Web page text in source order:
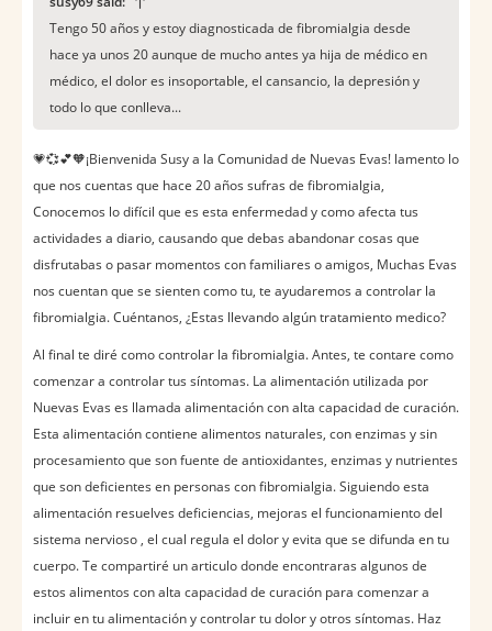
Tengo 50 años y estoy diagnosticada de fibromialgia desde
hace ya unos 20 aunque de mucho antes ya hija de médico en
médico, el dolor es insoportable, el cansancio, la depresión y
todo lo que conlleva...
💗💞💕🧡¡Bienvenida Susy a la Comunidad de Nuevas Evas! lamento lo
que nos cuentas que hace 20 años sufras de fibromialgia,
Conocemos lo difícil que es esta enfermedad y como afecta tus
actividades a diario, causando que debas abandonar cosas que
disfrutabas o pasar momentos con familiares o amigos, Muchas Evas
nos cuentan que se sienten como tu, te ayudaremos a controlar la
fibromialgia. Cuéntanos, ¿Estas llevando algún tratamiento medico?
Al final te diré como controlar la fibromialgia. Antes, te contare como
comenzar a controlar tus síntomas. La alimentación utilizada por
Nuevas Evas es llamada alimentación con alta capacidad de curación.
Esta alimentación contiene alimentos naturales, con enzimas y sin
procesamiento que son fuente de antioxidantes, enzimas y nutrientes
que son deficientes en personas con fibromialgia. Siguiendo esta
alimentación resuelves deficiencias, mejoras el funcionamiento del
sistema nervioso , el cual regula el dolor y evita que se difunda en tu
cuerpo. Te compartiré un articulo donde encontraras algunos de
estos alimentos con alta capacidad de curación para comenzar a
incluir en tu alimentación y controlar tu dolor y otros síntomas. Haz